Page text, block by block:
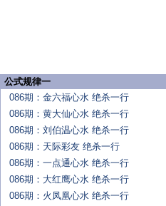
公式规律一
086期：金六福心水 绝杀一行
086期：黄大仙心水 绝杀一行
086期：刘伯温心水 绝杀一行
086期：天际彩友 绝杀一行
086期：一点通心水 绝杀一行
086期：大红鹰心水 绝杀一行
086期：火凤凰心水 绝杀一行